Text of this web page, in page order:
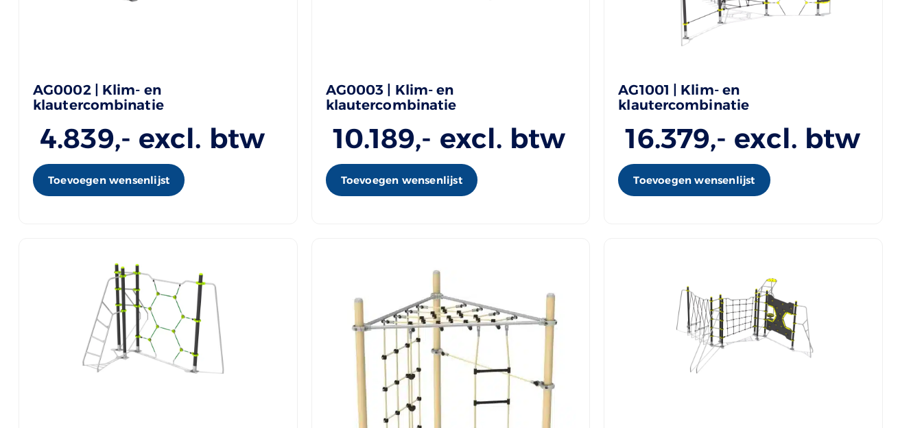
AG0002 | Klim- en
klautercombinatie
4.839,- excl. btw
Toevoegen wensenlijst
AG0003 | Klim- en
klautercombinatie
10.189,- excl. btw
Toevoegen wensenlijst
AG1001 | Klim- en
klautercombinatie
16.379,- excl. btw
Toevoegen wensenlijst